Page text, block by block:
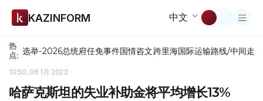
KAZINFORM 中文
热
点: 选举-2026总统府任免事件国情咨文跨里海国际运输路线/中间走廊
10:50, 06 1月 2023
哈萨克斯坦的失业补助金将平均增长13%